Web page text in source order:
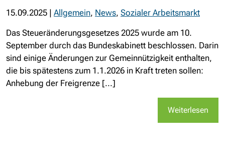
15.09.2025 | Allgemein, News, Sozialer Arbeitsmarkt
Das Steueränderungsgesetzes 2025 wurde am 10.
September durch das Bundeskabinett beschlossen. Darin
sind einige Änderungen zur Gemeinnützigkeit enthalten,
die bis spätestens zum 1.1.2026 in Kraft treten sollen:
Anhebung der Freigrenze [...]
Weiterlesen